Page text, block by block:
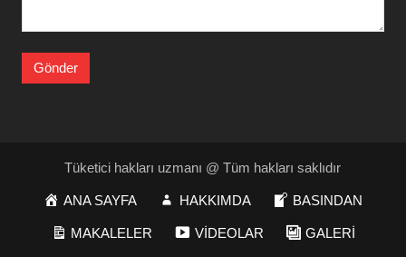
Tüketici hakları uzmanı @ Tüm hakları saklıdır
ANA SAYFA HAKKIMDA BASINDAN
MAKALELER VİDEOLAR GALERİ